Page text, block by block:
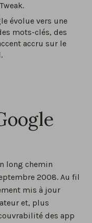
évolue vers une
mots-clés, des
accru sur le
long chemin
2008. Au fil
mis à jour
et, plus
des app